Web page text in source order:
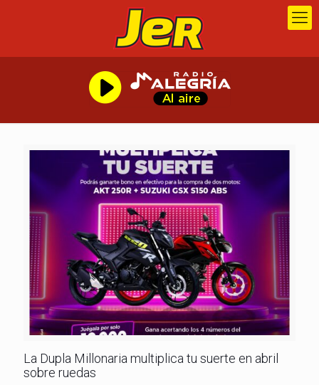
La Dupla Millonaria multiplica tu suerte en abril
sobre ruedas